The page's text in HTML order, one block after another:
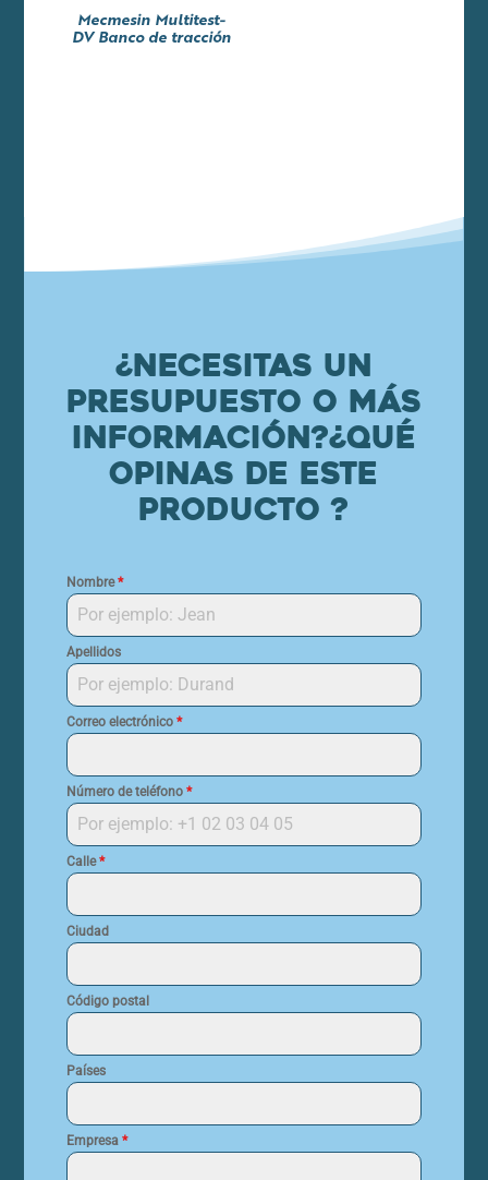
Mecmesin Multitest-
DV Banco de tracción
¿Necesitas un
presupuesto o más
información?¿Qué
opinas de este
producto ?
Nombre*
Apellidos
Correo electrónico *
Número de teléfono *
Calle*
Ciudad
Código postal
Países
Empresa *